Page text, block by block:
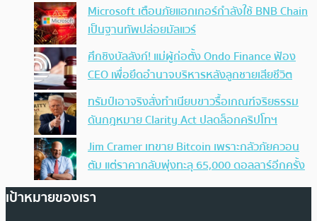
Microsoft เตือนภัยแฮกเกอร์กำลังใช้ BNB Chain
เป็นฐานทัพปล่อยมัลแวร์
ศึกชิงบัลลังก์! แม่ผู้ก่อตั้ง Ondo Finance ฟ้อง
CEO เพื่อยึดอำนาจบริหารหลังลูกชายเสียชีวิต
ทรัมป์เอาจริง สั่งทำเนียบขาวรื้อเกณฑ์จริยธรรม
ดันกฎหมาย Clarity Act ปลดล็อกคริปโทฯ
Jim Cramer เทขาย Bitcoin เพราะกลัวภัยควอน
ตัม แต่ราคากลับพุ่งทะลุ 65,000 ดอลลาร์อีกครั้ง
เป้าหมายของเรา